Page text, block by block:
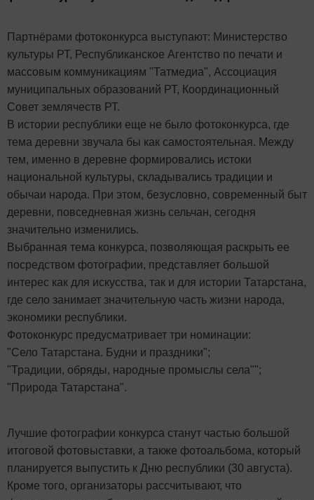
Партнёрами фотоконкурса выступают: Министерство
культуры РТ, Республиканское Агентство по печати и
массовым коммуникациям "Татмедиа", Ассоциация
муниципальных образований РТ, Координационный
Совет землячеств РТ.
В истории республики еще не было фотоконкурса, где
тема деревни звучала бы как самостоятельная. Между
тем, именно в деревне формировались истоки
национальной культуры, складывались традиции и
обычаи народа. При этом, безусловно, современный быт
деревни, повседневная жизнь сельчан, сегодня
значительно изменились.
Выбранная тема конкурса, позволяющая раскрыть ее
посредством фотографии, представляет большой
интерес как для искусства, так и для истории Татарстана,
где село занимает значительную часть жизни народа,
экономики республики.
Фотоконкурс предусматривает три номинации:
"Село Татарстана. Будни и праздники";
"Традиции, обряды, народные промыслы села"";
"Природа Татарстана".
Лучшие фотографии конкурса станут частью большой
итоговой фотовыставки, а также фотоальбома, который
планируется выпустить к Дню республики (30 августа).
Кроме того, организаторы рассчитывают, что